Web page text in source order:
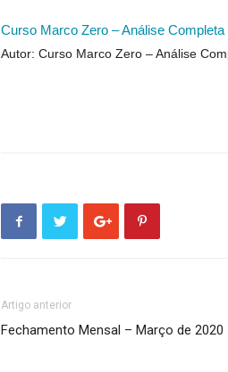
Curso Marco Zero – Análise
Autor: Curso Marco Zero – Análise
Artigo anterior
Fechamento Mensal – Março de 2020